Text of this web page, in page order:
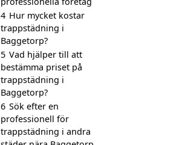
4 Hur mycket kostar
trappstädning i
Baggetorp?
5 Vad hjälper till att
bestämma priset på
trappstädning i
Baggetorp?
6 Sök efter en
professionell för
trappstädning i andra